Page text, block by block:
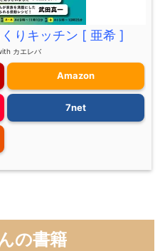
りキッチン [ 亜希 ]
カエレバ
Amazon
7net
の書籍